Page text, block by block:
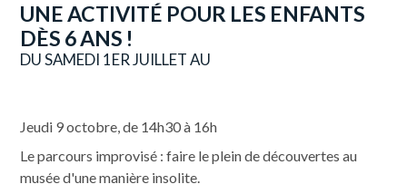
UNE ACTIVITÉ POUR LES ENFANTS
DÈS 6 ANS !
DU SAMEDI 1ER JUILLET AU
Jeudi 9 octobre, de 14h30 à 16h
Le parcours improvisé : faire le plein de découvertes au
musée d'une manière insolite.